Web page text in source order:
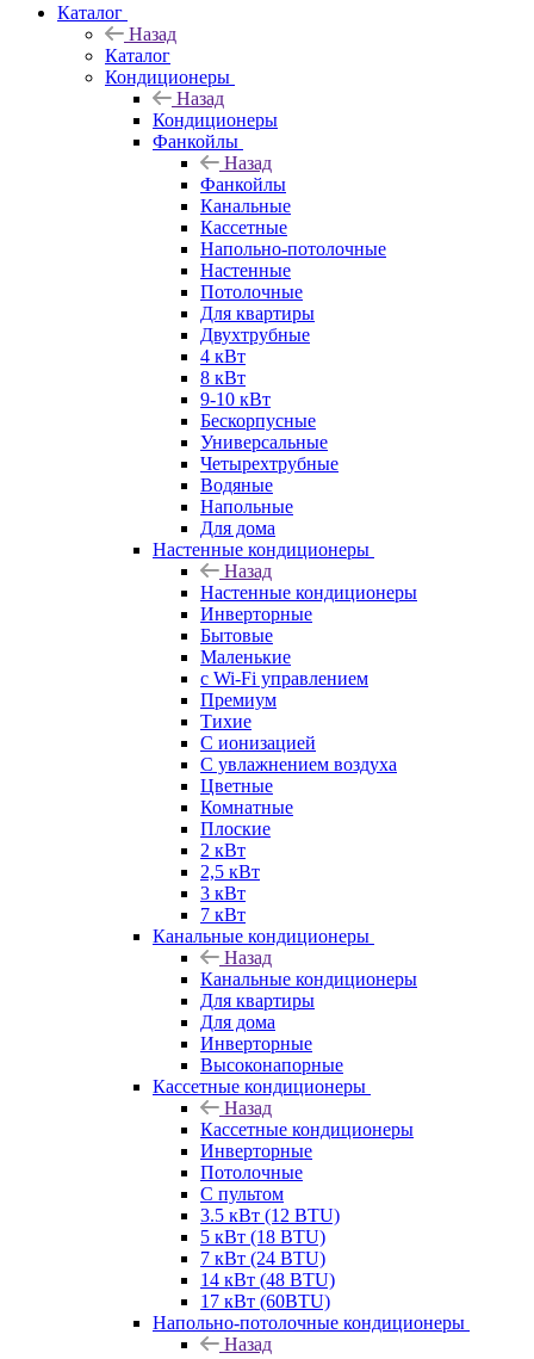
Каталог
Назад
Каталог
Кондиционеры
Назад
Кондиционеры
Фанкойлы
Назад
Фанкойлы
Канальные
Кассетные
Напольно-потолочные
Настенные
Потолочные
Для квартиры
Двухтрубные
4 кВт
8 кВт
9-10 кВт
Бескорпусные
Универсальные
Четырехтрубные
Водяные
Напольные
Для дома
Настенные кондиционеры
Назад
Настенные кондиционеры
Инверторные
Бытовые
Маленькие
с Wi-Fi управлением
Премиум
Тихие
С ионизацией
С увлажнением воздуха
Цветные
Комнатные
Плоские
2 кВт
2,5 кВт
3 кВт
7 кВт
Канальные кондиционеры
Назад
Канальные кондиционеры
Для квартиры
Для дома
Инверторные
Высоконапорные
Кассетные кондиционеры
Назад
Кассетные кондиционеры
Инверторные
Потолочные
С пультом
3.5 кВт (12 BTU)
5 кВт (18 BTU)
7 кВт (24 BTU)
14 кВт (48 BTU)
17 кВт (60BTU)
Напольно-потолочные кондиционеры
Назад